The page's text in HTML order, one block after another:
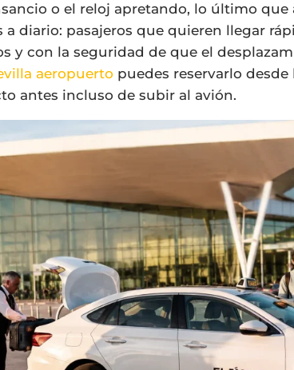
o el reloj apretando, lo último que
a diario: pasajeros que quieren llegar
y con la seguridad de que el
aeropuerto puedes reservarlo
antes incluso de subir al avión.